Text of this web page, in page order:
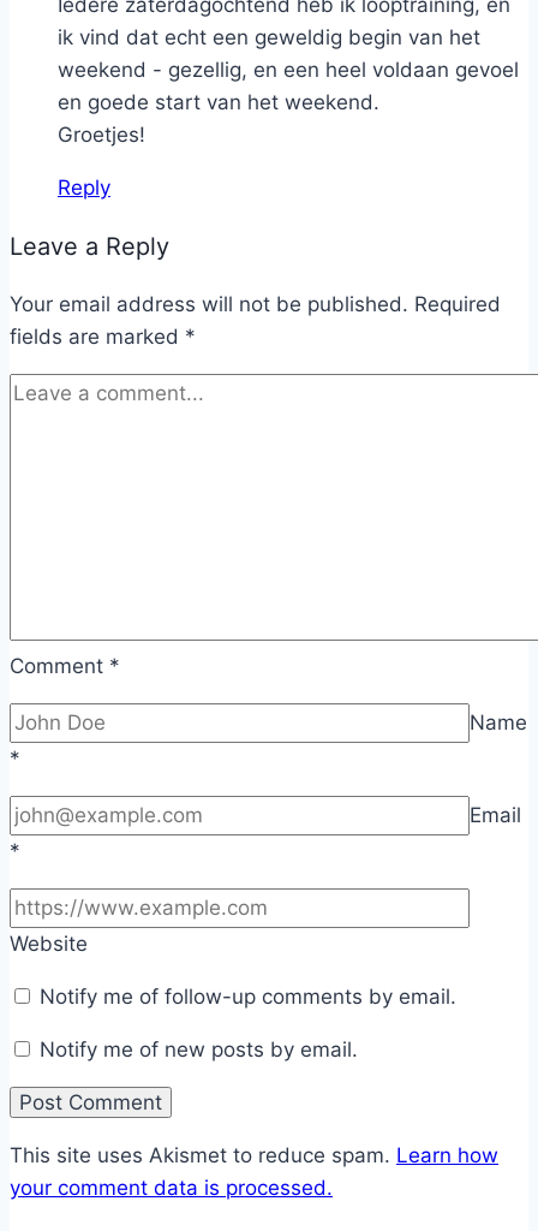
ik vind dat echt een geweldig begin van het
weekend - gezellig, en een heel voldaan gevoel
en goede start van het weekend.
Groetjes!
Reply
Leave a Reply
Your email address will not be published. Required
fields are marked *
Comment *
Name
*
Email
*
Website
Notify me of follow-up comments by email.
Notify me of new posts by email.
This site uses Akismet to reduce spam. Learn how
your comment data is processed.